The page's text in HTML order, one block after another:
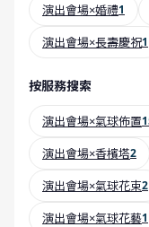
演出會場×婚禮1
演出會場×長壽慶祝1
按服務搜索
演出會場×氣球佈置
演出會場×香檳塔2
演出會場×氣球花束2
演出會場×氣球花藝1